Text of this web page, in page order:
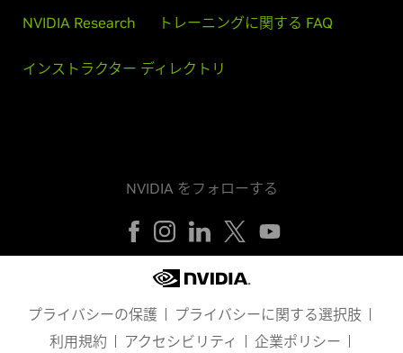
NVIDIA Research トレーニングに関する FAQ
インストラクター ディレクトリ
NVIDIA をフォローする
プライバシーの保護
プライバシーに関する選択肢
利用規約
アクセシビリティ 企業ポリシー